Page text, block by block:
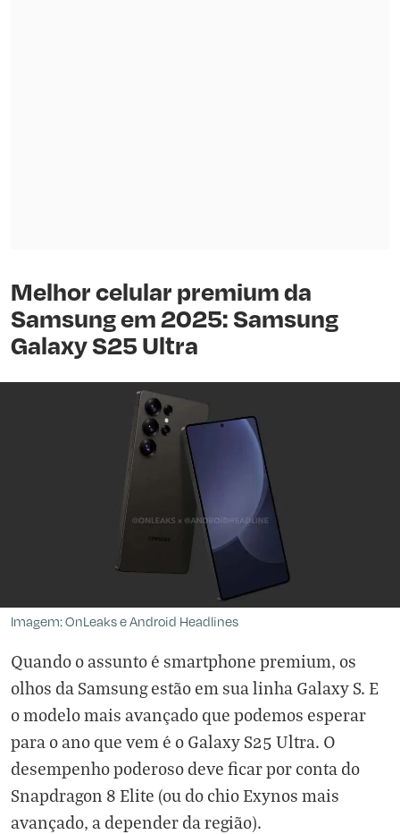
Melhor celular premium da
Samsung em 2025: Samsung
Galaxy S25 Ultra
Imagem: OnLeaks e Android Headlines
Quando o assunto é smartphone premium, os
olhos da Samsung estão em sua linha Galaxy S. E
o modelo mais avançado que podemos esperar
para o ano que vem é o Galaxy S25 Ultra. O
desempenho poderoso deve ficar por conta do
Snapdragon 8 Elite (ou do chio Exynos mais
avançado, a depender da região).